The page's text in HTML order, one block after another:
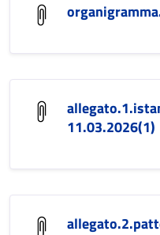
11.03.2026(1)